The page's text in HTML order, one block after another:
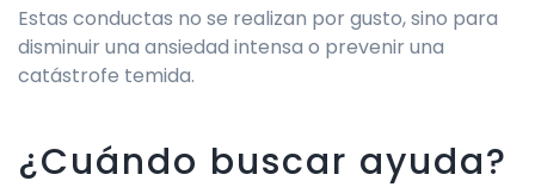
Estas conductas no se realizan por gusto, sino para
disminuir una ansiedad intensa o prevenir una
catástrofe temida.
¿Cuándo buscar ayuda?